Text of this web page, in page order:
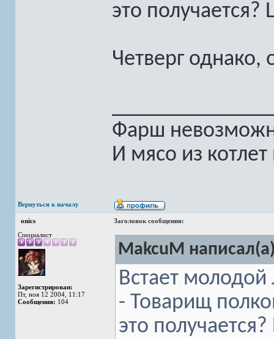
это
Четверг однако,
Фарш
И мясо из
Вернуться к началу
onics
Заголовок сообщения:
Специалист
Зарегистрирован:
Пт, ноя 12 2004, 11:17
Сообщения: 104
MakcuM
Встает молодой
- Товарищ
это